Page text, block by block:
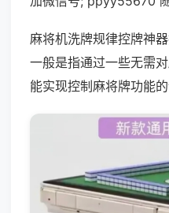
麻将机洗牌规律控牌神
一般是指通过一些无需
能实现控制麻将牌功能的